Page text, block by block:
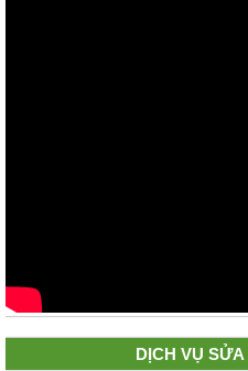
DỊCH VỤ